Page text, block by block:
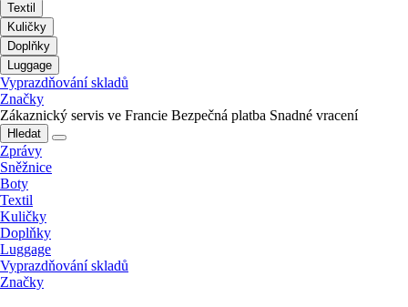
Textil
Kuličky
Doplňky
Luggage
Vyprazdňování skladů
Značky
Zákaznický servis ve Francie Bezpečná platba Snadné vracení
Hledat
Zprávy
Sněžnice
Boty
Textil
Kuličky
Doplňky
Luggage
Vyprazdňování skladů
Značky